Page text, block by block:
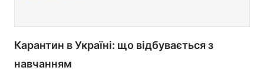
Карантин в Україні: що відбувається з
навчанням